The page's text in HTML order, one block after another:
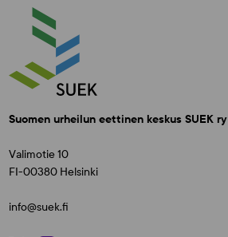
Suomen urheilun eettinen keskus SUEK ry
Valimotie 10
FI-00380 Helsinki
info@suek.fi